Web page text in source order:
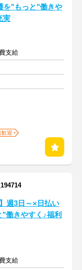
を"もっと"働きや
実
支給
歓迎
週3日～×日払い
働きやすく♪福利
支給